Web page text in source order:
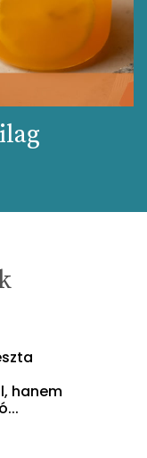
hanem